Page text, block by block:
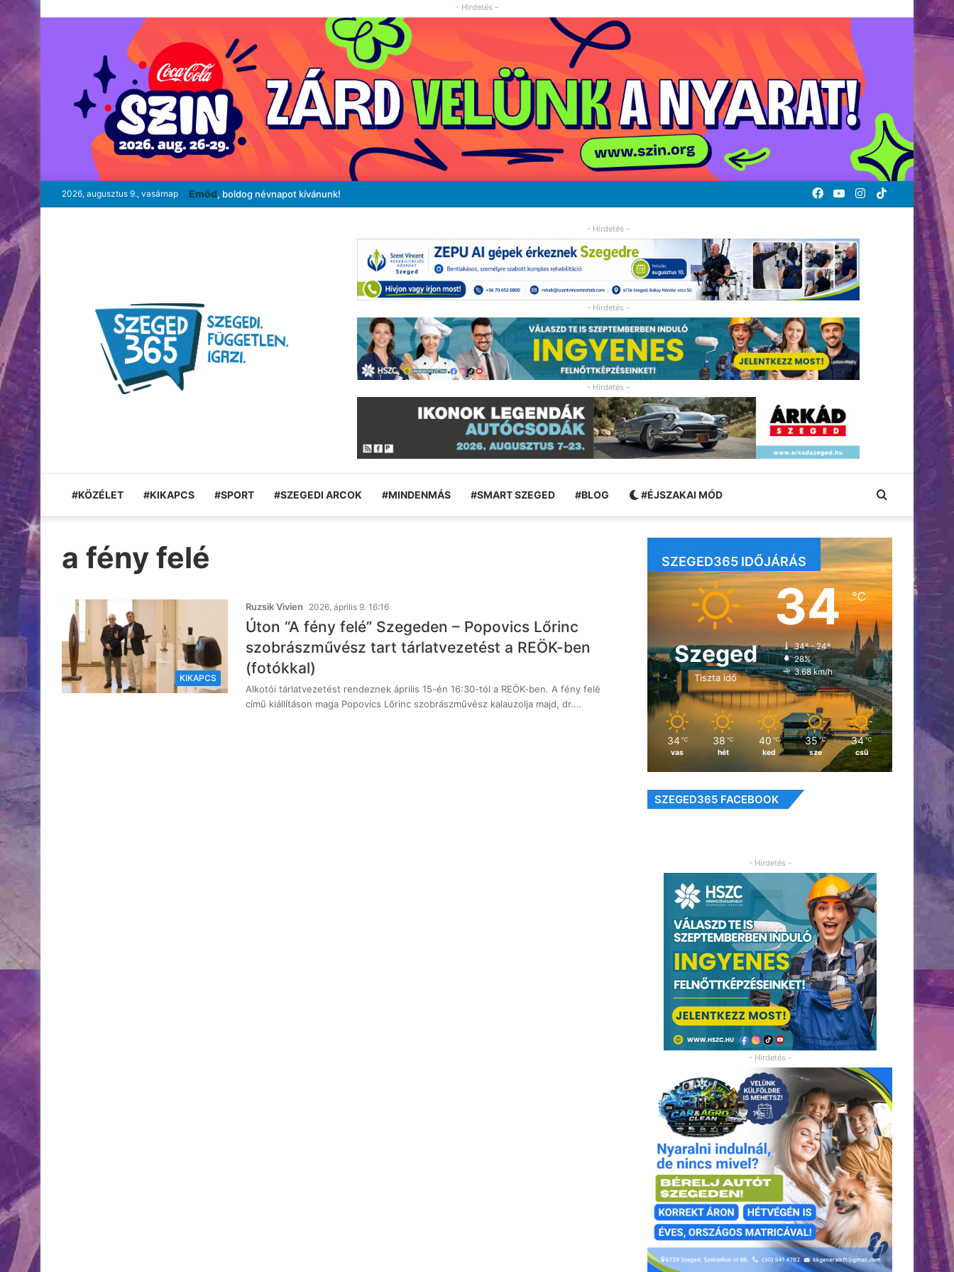
- Hirdetés -
2026, augusztus 9., vasárnap Emőd, boldog névnapot kívánunk! TikTok
Instagram
YouTube
Facebook
- Hirdetés -
- Hirdetés -
- Hirdetés -
#KÖZÉLET #KIKAPCS #SPORT #SZEGEDI ARCOK #MINDENMÁS #SMART SZEGED #BLOG #ÉJSZAKAI MÓD Keresés:
a fény felé
KIKAPCS
Ruzsik Vivien 2026, április 9. 16:16
Úton “A fény felé” Szegeden – Popovics Lőrinc
szobrászművész tart tárlatvezetést a REÖK-ben
(fotókkal)
Alkotói tárlatvezetést rendeznek április 15-én 16:30-tól a REÖK-ben. A fény felé
című kiállításon maga Popovics Lőrinc szobrászművész kalauzolja majd, dr.…
SZEGED365 IDŐJÁRÁS
Szeged
Tiszta idő
34℃
34º - 24º
28%
3.68 km/h
34 ℃
vas
38 ℃
hét
40 ℃
ked
35 ℃
sze
34 ℃
csü
SZEGED365 FACEBOOK
- Hirdetés -
- Hirdetés -